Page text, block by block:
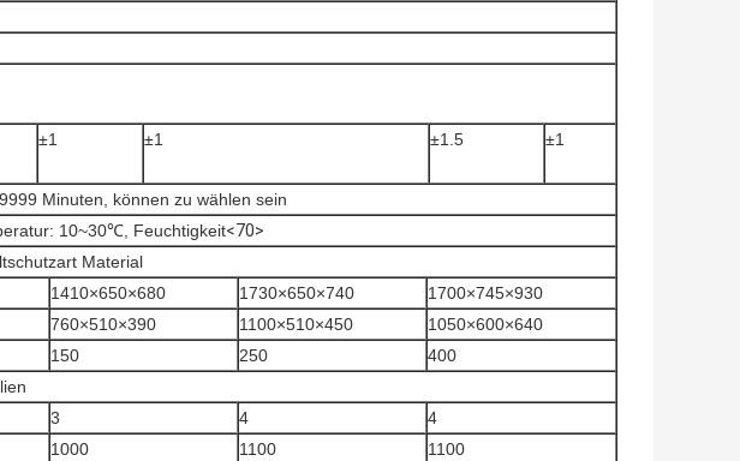
±1 ±1 ±1.5 ±1
Minuten, können zu wählen sein
10~30℃, Feuchtigkeit<70>
Material
1410×650×680 1730×650×740
1700×745×930
760×510×390 1100×510×450
1050×600×640
150 250
400
3 4
4
1000 1100
1100